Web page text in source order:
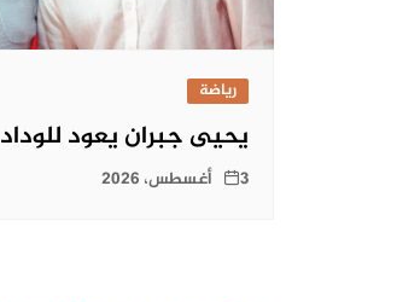
رياضة
يحيى جبران يعود للوداد
3 أغسطس، 2026